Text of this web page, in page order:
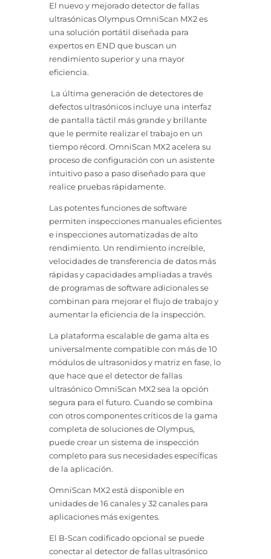
El nuevo y mejorado detector de fallas
ultrasónicas Olympus OmniScan MX2 es
una solución portátil diseñada para
expertos en END que buscan un
rendimiento superior y una mayor
eficiencia.
La última generación de detectores de
defectos ultrasónicos incluye una interfaz
de pantalla táctil más grande y brillante
que le permite realizar el trabajo en un
tiempo récord. OmniScan MX2 acelera su
proceso de configuración con un asistente
intuitivo paso a paso diseñado para que
realice pruebas rápidamente.
Las potentes funciones de software
permiten inspecciones manuales eficientes
e inspecciones automatizadas de alto
rendimiento. Un rendimiento increíble,
velocidades de transferencia de datos más
rápidas y capacidades ampliadas a través
de programas de software adicionales se
combinan para mejorar el flujo de trabajo y
aumentar la eficiencia de la inspección.
La plataforma escalable de gama alta es
universalmente compatible con más de 10
módulos de ultrasonidos y matriz en fase, lo
que hace que el detector de fallas
ultrasónico OmniScan MX2 sea la opción
segura para el futuro. Cuando se combina
con otros componentes críticos de la gama
completa de soluciones de Olympus,
puede crear un sistema de inspección
completo para sus necesidades específicas
de la aplicación.
OmniScan MX2 está disponible en
unidades de 16 canales y 32 canales para
aplicaciones más exigentes.
El B-Scan codificado opcional se puede
conectar al detector de fallas ultrasónico